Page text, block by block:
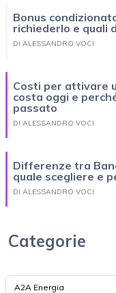
Bonus
richiederlo e quali
DI ALESSANDRO VOCI
Costi per attivare
costa oggi e
passato
DI ALESSANDRO VOCI
Differenze tra
quale scegliere e
DI ALESSANDRO VOCI
Categorie
A2A Energia